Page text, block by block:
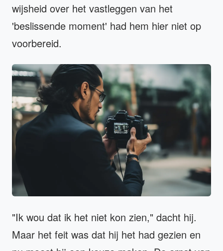
wijsheid over het vastleggen van het
'beslissende moment' had hem hier niet op
voorbereid.
"Ik wou dat ik het niet kon zien," dacht hij.
Maar het feit was dat hij het had gezien en